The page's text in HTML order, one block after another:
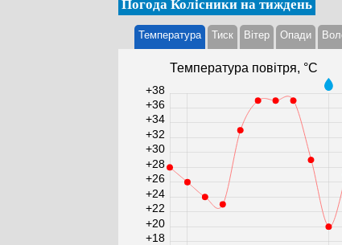
Погода Колісники на тиждень
Температура Тиск Вітер Опади
Температура повітря, °С
+18
+20
+22
+24
+26
+28
+30
+32
+34
+36
+38